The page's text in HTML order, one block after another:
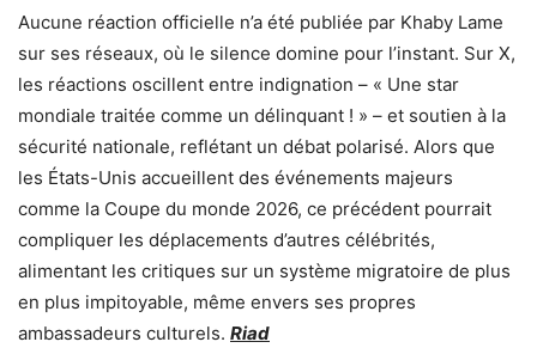
Aucune réaction officielle n’a été publiée par Khaby Lame
sur ses réseaux, où le silence domine pour l’instant. Sur X,
les réactions oscillent entre indignation – « Une star
mondiale traitée comme un délinquant ! » – et soutien à la
sécurité nationale, reflétant un débat polarisé. Alors que
les États-Unis accueillent des événements majeurs
comme la Coupe du monde 2026, ce précédent pourrait
compliquer les déplacements d’autres célébrités,
alimentant les critiques sur un système migratoire de plus
en plus impitoyable, même envers ses propres
ambassadeurs culturels. Riad